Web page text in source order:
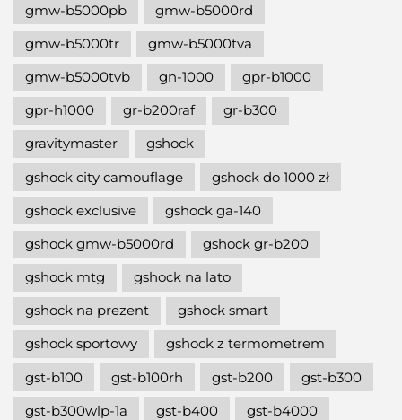
gmw-b5000pb
gmw-b5000rd
gmw-b5000tr
gmw-b5000tva
gmw-b5000tvb
gn-1000
gpr-b1000
gpr-h1000
gr-b200raf
gr-b300
gravitymaster
gshock
gshock city camouflage
gshock do 1000 zł
gshock exclusive
gshock ga-140
gshock gmw-b5000rd
gshock gr-b200
gshock mtg
gshock na lato
gshock na prezent
gshock smart
gshock sportowy
gshock z termometrem
gst-b100
gst-b100rh gst-b200
gst-b300
gst-b300wlp-1a
gst-b400
gst-b4000